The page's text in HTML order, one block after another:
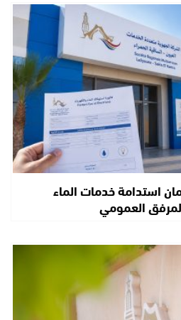
استدامة خدمات الماء
العمومي